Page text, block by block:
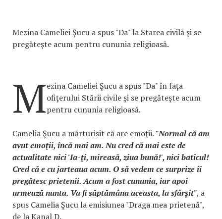
Mezina Cameliei Şucu a spus "Da" la Starea civilă şi se
pregăteşte acum pentru cununia religioasă.
Mezina Cameliei Şucu a spus "Da" în faţa
ofiţerului Stării civile şi se pregăteşte acum
pentru cununia religioasă.
Camelia Şucu a mărturisit că are emoţii. "Normal că am
avut emoţii, încă mai am. Nu cred că mai este de
actualitate nici 'Ia-ţi, mireasă, ziua bună!', nici baticul!
Cred că e cu jarteaua acum. O să vedem ce surprize îi
pregătesc prietenii. Acum a fost cununia, iar apoi
urmează nunta. Va fi săptămâna aceasta, la sfârşit", a
spus Camelia Şucu la emisiunea "Draga mea prietenă",
de la Kanal D.